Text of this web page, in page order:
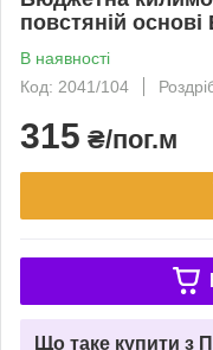
повстяній
В наявності
Код: 2041/104
315 ₴/пог.м
Що таке купити з